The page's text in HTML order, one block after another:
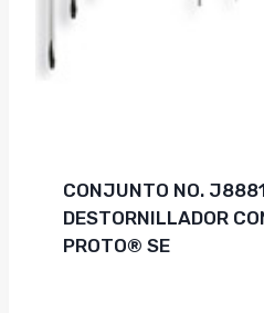
CONJUNTO NO.
DESTORNILLADOR
PROTO® SE